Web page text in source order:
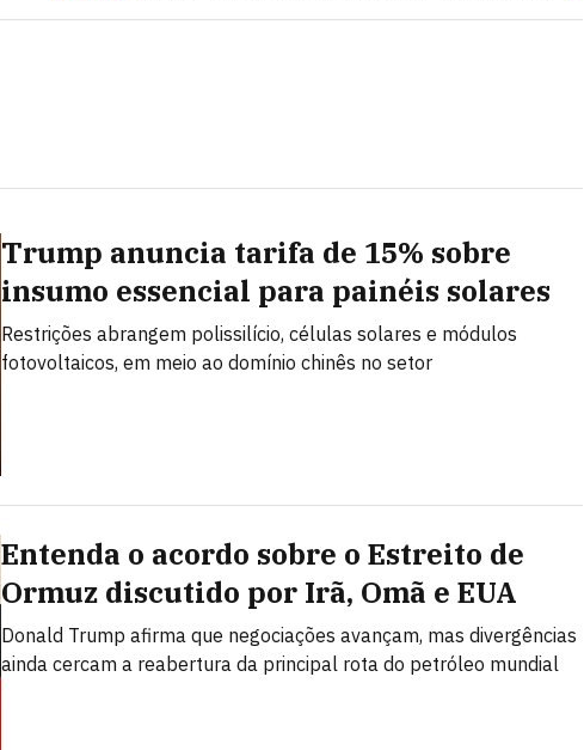
Trump anuncia tarifa de 15% sobre
insumo essencial para painéis solares
Restrições abrangem polissilício, células solares e módulos
fotovoltaicos, em meio ao domínio chinês no setor
Entenda o acordo sobre o Estreito de
Ormuz discutido por Irã, Omã e EUA
Donald Trump afirma que negociações avançam, mas divergências
ainda cercam a reabertura da principal rota do petróleo mundial